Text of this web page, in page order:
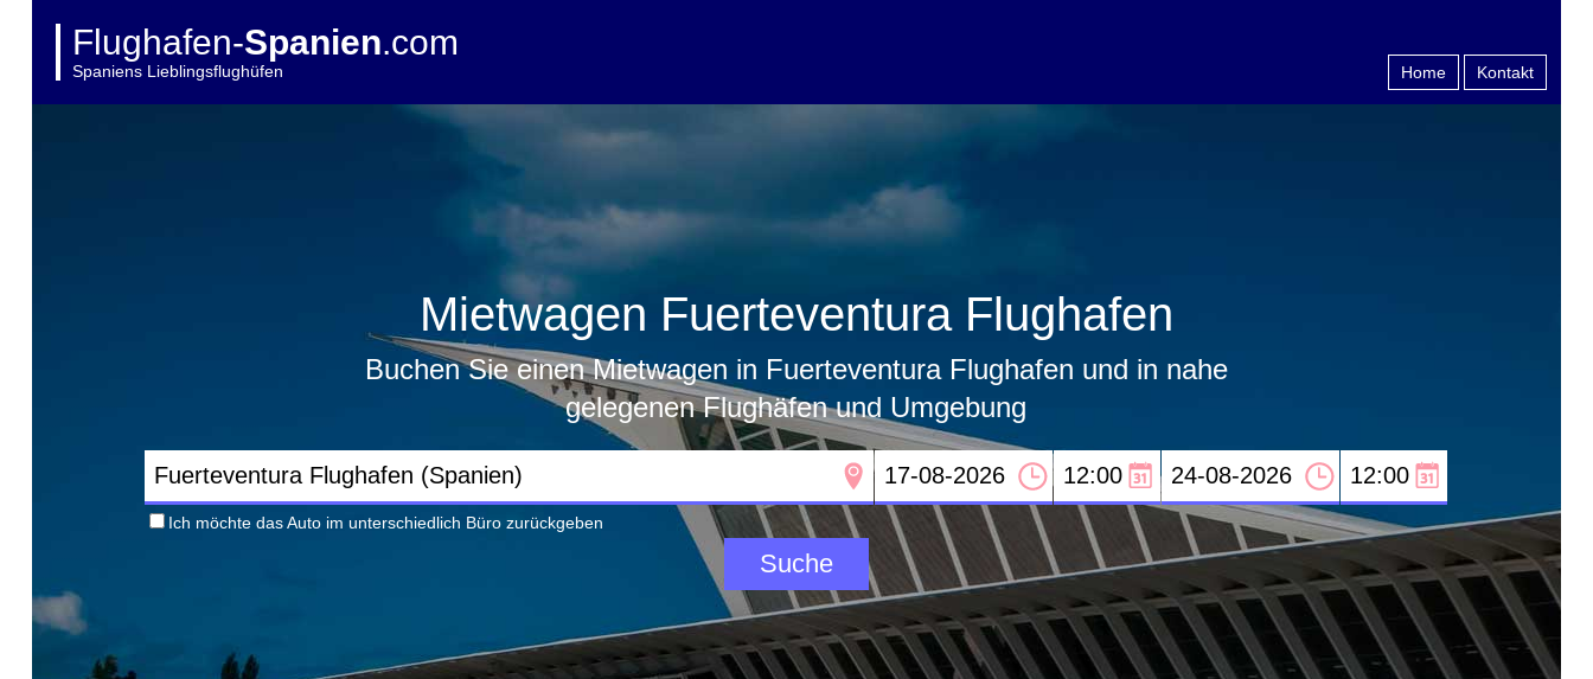
Flughafen-Spanien.com
Spaniens Lieblingsflughüfen Home Kontakt
Mietwagen Fuerteventura Flughafen
Buchen Sie einen Mietwagen in Fuerteventura Flughafen und in nahe
gelegenen Flughäfen und Umgebung
Ich möchte das Auto im unterschiedlich Büro zurückgeben